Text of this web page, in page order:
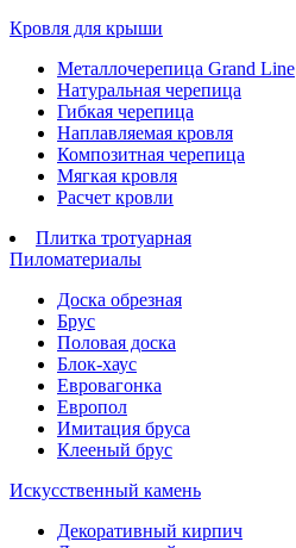
Кровля для крыши
Металлочерепица Grand Line
Натуральная черепица
Гибкая черепица
Наплавляемая кровля
Композитная черепица
Мягкая кровля
Расчет кровли
Плитка тротуарная
Пиломатериалы
Доска обрезная
Брус
Половая доска
Блок-хаус
Евровагонка
Европол
Имитация бруса
Клееный брус
Искусственный камень
Декоративный кирпич